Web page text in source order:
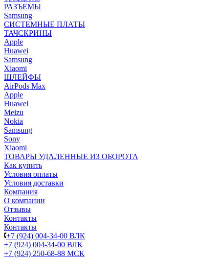
РАЗЪЕМЫ
Samsung
СИСТЕМНЫЕ ПЛАТЫ
ТАЧСКРИНЫ
Apple
Huawei
Samsung
Xiaomi
ШЛЕЙФЫ
AirPods Max
Apple
Huawei
Meizu
Nokia
Samsung
Sony
Xiaomi
ТОВАРЫ УДАЛЕННЫЕ ИЗ ОБОРОТА
Как купить
Условия оплаты
Условия доставки
Компания
О компании
Отзывы
Контакты
Контакты
+7 (924) 004-34-00 ВЛК
+7 (924) 004-34-00 ВЛК
+7 (924) 250-68-88 МСК